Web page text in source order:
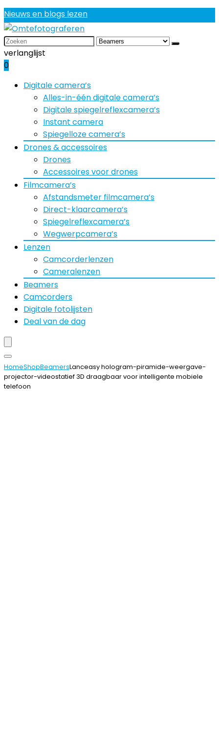
Nieuws en blogs lezen
Search
for:
verlanglijst
0
Digitale camera’s
Alles-in-één digitale camera’s
Digitale spiegelreflexcamera’s
Instant camera
Spiegelloze camera’s
Drones & accessoires
Drones
Accessoires voor drones
Filmcamera’s
Afstandsmeter filmcamera’s
Direct-klaarcamera’s
Spiegelreflexcamera’s
Wegwerpcamera’s
Lenzen
Camcorderlenzen
Cameralenzen
Beamers
Camcorders
Digitale fotolijsten
Deal van de dag
HomeShopBeamersLanceasy hologram-piramide-weergave-
projector-videostatief 3D draagbaar voor intelligente mobiele
telefoon